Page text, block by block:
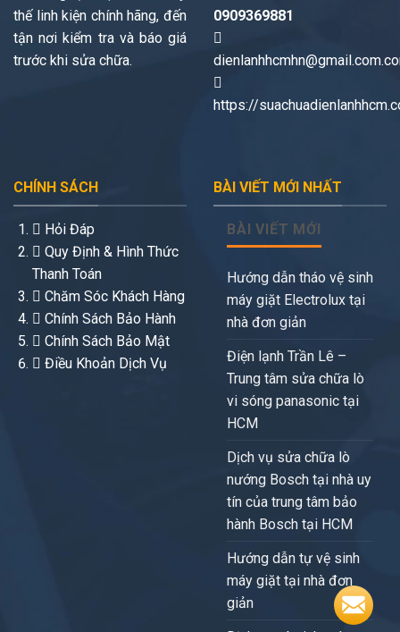
thế linh kiện chính hãng, đến
tận nơi kiểm tra và báo giá
trước khi sửa chữa.
0909369881
https://
CHÍNH SÁCH
Hỏi Đáp
Quy Định & Hình Thức
Thanh Toán
Chăm Sóc Khách Hàng
Chính Sách Bảo Hành
Chính Sách Bảo Mật
Điều Khoản Dịch Vụ
BÀI VIẾT MỚI NHẤT
BÀI VIẾT MỚI
Hướng dẫn tháo vệ sinh
máy giặt Electrolux tại
nhà đơn giản
Điện lạnh Trần Lê –
Trung tâm sửa chữa lò
vi sóng panasonic tại
HCM
Dịch vụ sửa chữa lò
nướng Bosch tại nhà uy
tín của trung tâm bảo
hành Bosch tại HCM
Hướng dẫn tự vệ sinh
máy giặt tại nhà đơn
giản